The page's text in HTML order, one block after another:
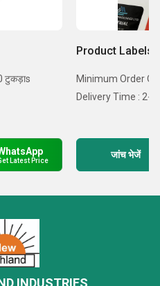
टुकड़ाs
Latest Price
Product Labels
Minimum Order
Delivery Time : 2-4
जांच भेजें
INDUSTRIES